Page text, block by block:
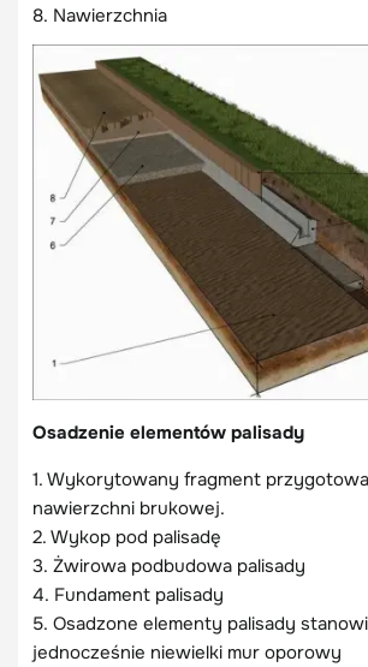
8. Nawierzchnia
Osadzenie elementów palisady
1. Wykorytowany fragment
nawierzchni brukowej.
2. Wykop pod palisadę
3. Żwirowa podbudowa palisady
4. Fundament palisady
5. Osadzone elementy palisady
jednocześnie niewielki mur oporowy